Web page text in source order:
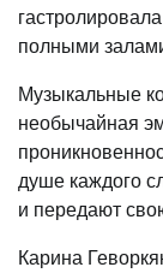
полными
Музыкальные
необычайная
душе каждого
и передают
Карина